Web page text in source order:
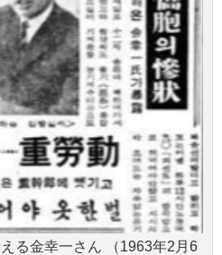
る金幸一さん （1963年2月6